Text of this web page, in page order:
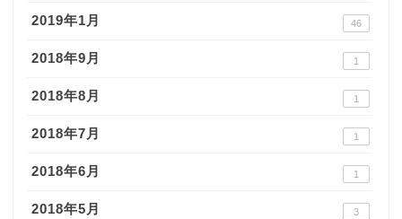
2019年1月 46
2018年9月 1
2018年8月 1
2018年7月 1
2018年6月 1
2018年5月 3